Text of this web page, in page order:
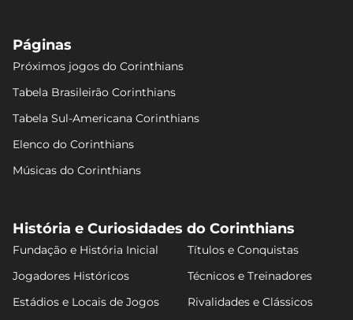
Páginas
Próximos jogos do Corinthians
Tabela Brasileirão Corinthians
Tabela Sul-Americana Corinthians
Elenco do Corinthians
Músicas do Corinthians
História e Curiosidades do Corinthians
Fundação e História Inicial
Títulos e Conquistas
Jogadores Históricos
Técnicos e Treinadores
Estádios e Locais de Jogos
Rivalidades e Clássicos